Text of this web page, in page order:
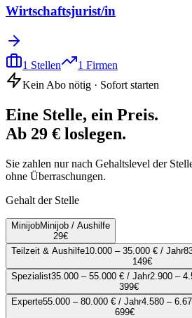
Wirtschaftsjurist/in
1 Stellen 1 Firmen
Kein Abo nötig · Sofort starten
Eine Stelle, ein Preis.
Ab 29 € loslegen.
Sie zahlen nur nach Gehaltslevel der
ohne Überraschungen.
Gehalt der Stelle
MinijobMinijob / Aushilfe
29€
Teilzeit & Aushilfe10.000 – 35.000 € / Jahr
149€
Spezialist35.000 – 55.000 € / Jahr2.900 –
399€
Experte55.000 – 80.000 € / Jahr4.580 –
699€